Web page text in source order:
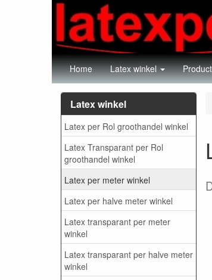
Home Latex winkel
Latex winkel
Latex per Rol groothandel winkel
Latex Transparant per Rol
groothandel winkel
Latex per meter winkel
Latex per halve meter winkel
Latex transparant per meter
winkel
Latex transparant per halve meter
winkel